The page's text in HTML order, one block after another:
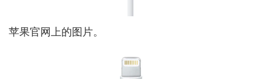
苹果官网上的图片。